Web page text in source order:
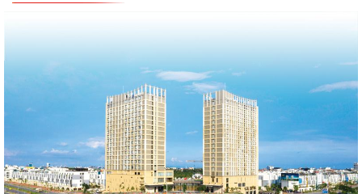
Phường Ngô Quyền: Chuỗi hoạt động tri ân, “Đền ơn đáp nghĩa” thiết
thực nhân kỷ niệm 79 năm Ngày...
PHƯỜNG NGÔ QUYỀN TỔ CHỨC HỘI NGHỊ TRAO TẶNG ẢNH PHỤC CHẾ
LIỆT SĨ VÀ TẶNG QUÀ CHO CÁC HỘ GIA ĐÌNH...
ỦY BAN NHÂN DÂN PHƯỜNG NGÔ QUYỀN THÔNG TIN Về việc cưỡng
chế cưỡng chế 02 tổ chức để thu hồi nhà là...